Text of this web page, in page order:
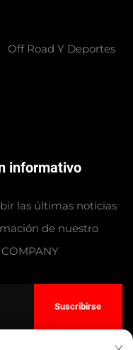
Off Road Y Deportes
informativo
las últimas noticias
de nuestro
Suscribirse